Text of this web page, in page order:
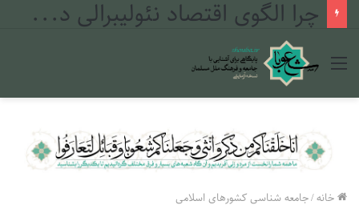
چرا الگوی اقتصاد نئولیبرالی در مراکش شکست خورد؟
منو
خانه/جامعه شناسی کشورهای اسلامی